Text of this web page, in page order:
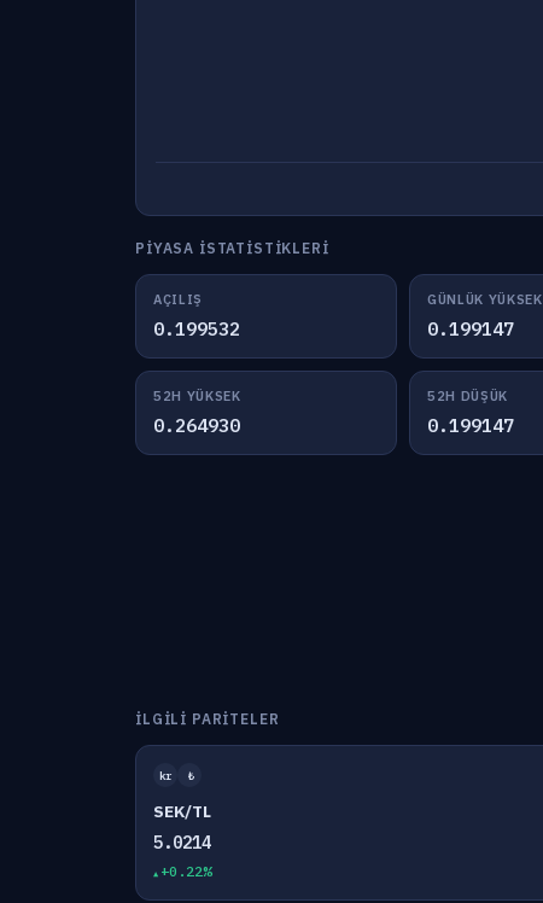
PIYASA İSTATISTIKLERI
AÇILIŞ
0.199532
GÜNLÜK YÜKSEK
0.199147
52H YÜKSEK
0.264930
52H DÜŞÜK
0.199147
İLGILI PARITELER
kr ₺
SEK/TL
5.0214
+0.22%